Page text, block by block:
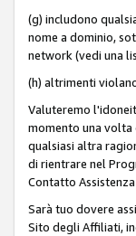
(g) includono
nome a dominio,
network (vedi una
(h) altrimenti
Valuteremo
momento una volta
qualsiasi altra
di rientrare nel
Contatto
Sarà tuo dovere
Sito degli Affiliati,